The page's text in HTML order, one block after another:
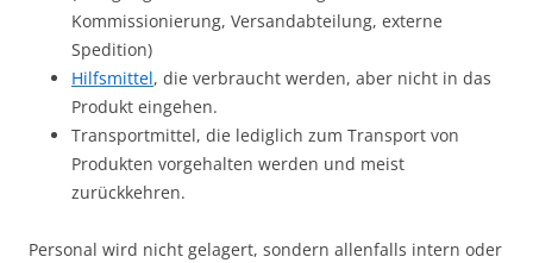
Kommissionierung, Versandabteilung, externe
Spedition)
Hilfsmittel, die verbraucht werden, aber nicht in das
Produkt eingehen.
Transportmittel, die lediglich zum Transport von
Produkten vorgehalten werden und meist
zurückkehren.
Personal wird nicht gelagert, sondern allenfalls intern oder